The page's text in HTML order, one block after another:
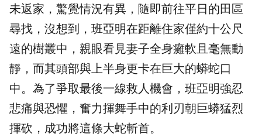
未返家，驚覺情況有異，隨即前往平日的田區
尋找，沒想到，班亞明在距離住家僅約十公尺
遠的樹叢中，親眼看見妻子全身癱軟且毫無動
靜，而其頭部與上半身更卡在巨大的蟒蛇口
中。為了爭取最後一線救人機會，班亞明強忍
悲痛與恐懼，奮力揮舞手中的利刃朝巨蟒猛烈
揮砍，成功將這條大蛇斬首。